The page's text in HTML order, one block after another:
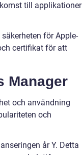
till applikationer
för Apple-
certifikat för att
Manager
och användning
och
år Y. Detta